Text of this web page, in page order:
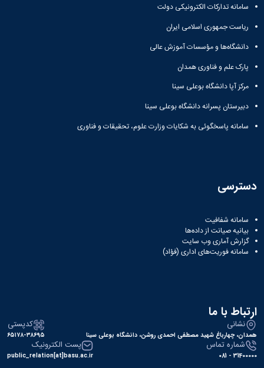
سامانه تدارکات الکترونیکی دولت
ریاست جمهوری اسلامی ایران
دانشگاه‌ها و مؤسسات آموزش عالی
پارک علم و فناوری همدان
مرکز آپا دانشگاه بوعلی سینا
دبیرستان پسرانه دانشگاه بوعلی سینا
سامانه پاسخگوئی به شکایات وزارت علوم، تحقیقات و فناوری
دسترسی
سامانه شفافیت
بیانیه صیانت از داده‌ها
گزارش آماری وب‌ سایت
سامانه فوریت‌های اداری (فؤاد)
ارتباط با ما
نشانی
همدان، چهارباغ شهید مصطفی احمدی روشن، دانشگاه بوعلی سینا
کدپستی
۶۵۱۷۸-۳۸۶۹۵
شماره تماس
31400000 - 081
پست الکترونیک
public_relation[at]basu.ac.ir